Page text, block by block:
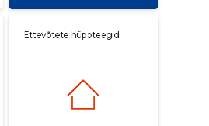
Ettevõtete hüpoteegid